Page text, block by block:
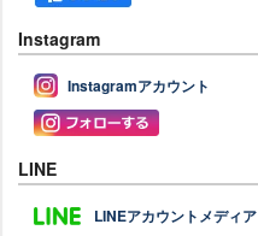
Instagram
Instagramアカウント
LINE
LINEアカウントメディア